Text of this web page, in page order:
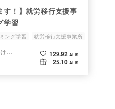
す！】就労移行支援事
学習
ング学習
就労移行支援事業所
赤木夏樹【うつ病でも働けてます！】
129.92 ALIS
25.10 ALIS